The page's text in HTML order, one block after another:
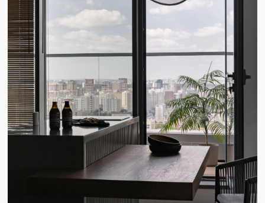
добавить в обстановку какой-то фан, чтобы было видно, что
здесь живут молодые, свободные люди.
Идею подсказала поездка в Москву, на выставку,
посвященную 90-летию официального талисмана студии
Уолта Диснея, мышонка Микки-Мауса. К юбилею
неунывающего Микки ведущие дизайнеры мира
подготовили подарок: Марсель Вандерс и Арик Леви создали
скульптурные изображения мышонка в фарфоре и камне, а
Келли Хоппен поселила его на обоях, коврах и постельном
Мы подумали, что это прекрасный образ: Микки-Маус,